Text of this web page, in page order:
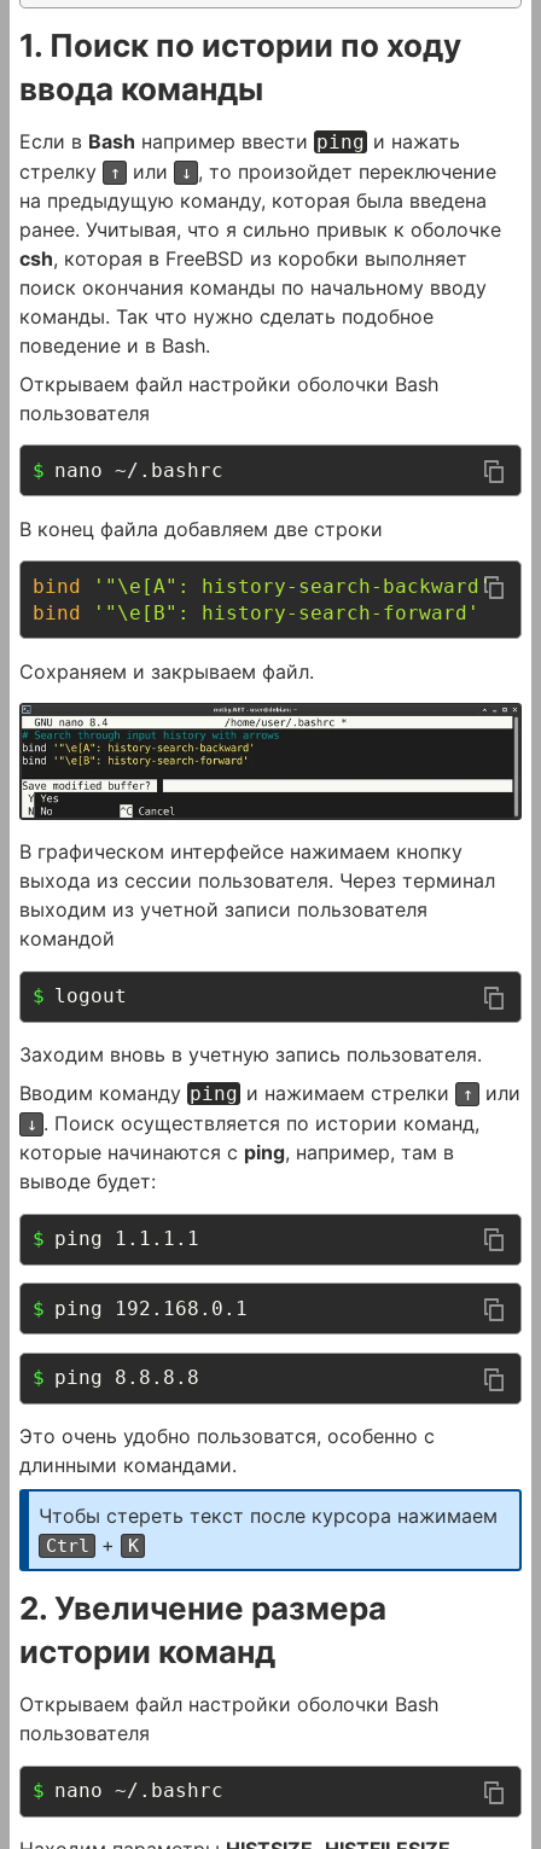
1. Поиск по истории по ходу
ввода команды
Если в Bash например ввести ping и нажать
стрелку
↑ или ↓ , то произойдет переключение
на предыдущую команду, которая была введена
ранее. Учитывая, что я сильно привык к оболочке
csh, которая в FreeBSD из коробки выполняет
поиск окончания команды по начальному вводу
команды. Так что нужно сделать подобное
поведение и в Bash.
Открываем файл настройки оболочки Bash
пользователя
nano ~/.bashrc
В конец файла добавляем две строки
bind
'"\e[A": history-search-backward'
bind
'"\e[B": history-search-forward'
Сохраняем и закрываем файл.
В графическом интерфейсе нажимаем кнопку
выхода из сессии пользователя. Через терминал
выходим из учетной записи пользователя
командой
logout
Заходим вновь в учетную запись пользователя.
Вводим команду ping и нажимаем стрелки ↑ или
↓ . Поиск осуществляется по истории команд,
которые начинаются с ping, например, там в
выводе будет:
ping 1.1.1.1
ping 192.168.0.1
ping 8.8.8.8
Это очень удобно пользоватся, особенно с
длинными командами.
Чтобы стереть текст после курсора нажимаем
Ctrl + K
2. Увеличение размера
истории команд
Открываем файл настройки оболочки Bash
пользователя
nano ~/.bashrc